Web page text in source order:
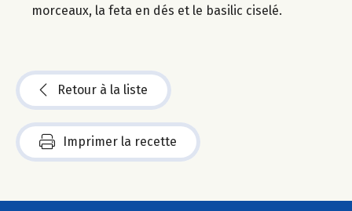
morceaux, la feta en dés et le basilic ciselé.
Retour à la liste
Imprimer la recette